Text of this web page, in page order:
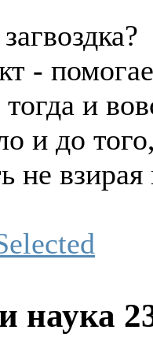
-
и
и до
не
наука